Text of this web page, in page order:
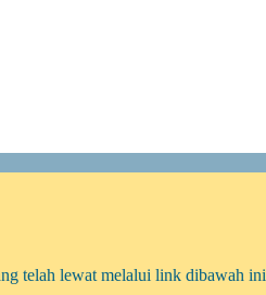
telah lewat melalui link dibawah ini